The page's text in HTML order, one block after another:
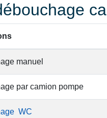
manuel
par camion pompe
WC